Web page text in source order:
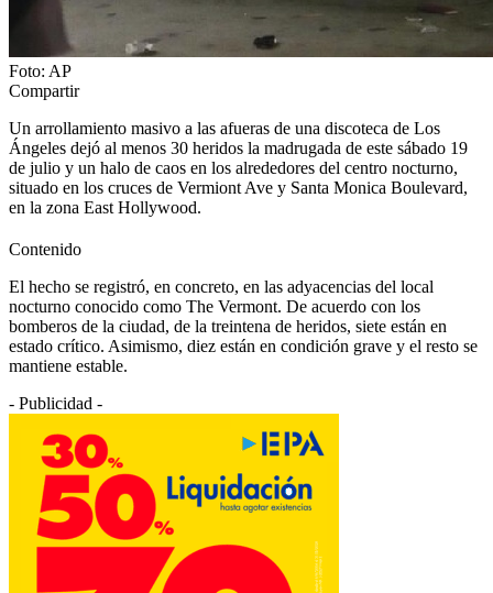
Foto: AP
Compartir
Un arrollamiento masivo a las afueras de una discoteca de Los
Ángeles dejó al menos 30 heridos la madrugada de este sábado 19
de julio y un halo de caos en los alrededores del centro nocturno,
situado en los cruces de Vermiont Ave y Santa Monica Boulevard,
en la zona East Hollywood.
Contenido
El hecho se registró, en concreto, en las adyacencias del local
nocturno conocido como The Vermont. De acuerdo con los
bomberos de la ciudad, de la treintena de heridos, siete están en
estado crítico. Asimismo, diez están en condición grave y el resto se
mantiene estable.
- Publicidad -